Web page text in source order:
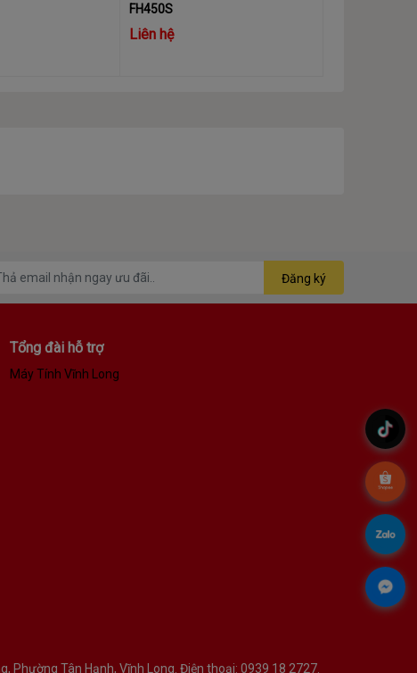
của những ngày hè bất tận.
FH450S
Liên hệ
Đăng ký
Tổng đài hỗ trợ
Máy Tính Vĩnh Long
Phường Tân Hạnh, Vĩnh Long. Điện thoại: 0939 18 2727.
.
.
.
.